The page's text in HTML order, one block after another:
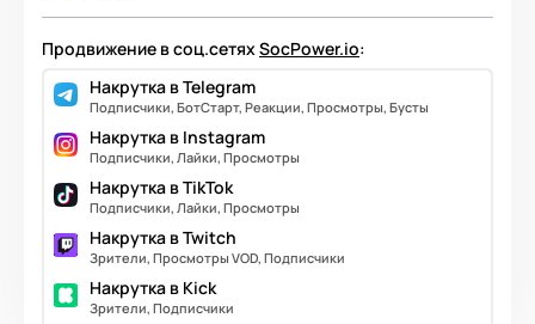
Продвижение в соц.сетяхSocPower.io:
Накрутка в Telegram
Подписчики, БотСтарт, Реакции, Просмотры, Бусты
Накрутка в Instagram
Подписчики, Лайки, Просмотры
Накрутка в TikTok
Подписчики, Лайки, Просмотры
Накрутка в Twitch
Зрители, Просмотры VOD, Подписчики
Накрутка в Kick
Зрители, Подписчики